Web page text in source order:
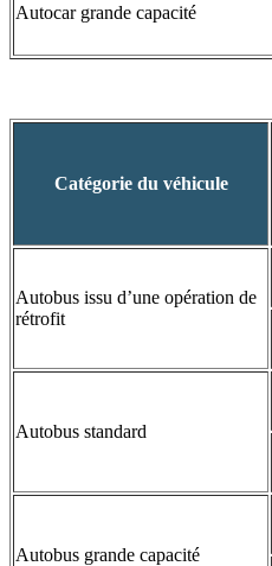
Autocar grande capacité
Catégorie du véhicule
Autobus issu d’une opération de
rétrofit
Autobus standard
Autobus grande capacité